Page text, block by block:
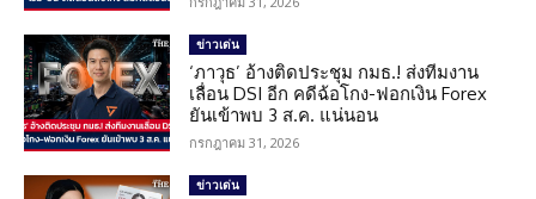
ข่าวเด่น
‘ภาวุธ’ อ้างติดประชุม กมธ.! ส่งทีมงาน
เลื่อน DSI อีก คดีฉ้อโกง-ฟอกเงิน Forex
ยันเข้าพบ 3 ส.ค. แน่นอน
กรกฎาคม 31, 2026
ข่าวเด่น